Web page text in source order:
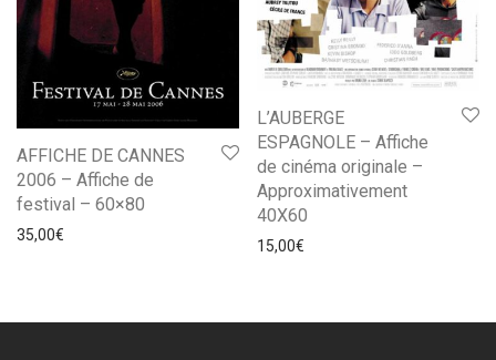
AFFICHE DE CANNES
2006 – Affiche de
festival – 60×80
35,00€
L’AUBERGE
ESPAGNOLE – Affiche
de cinéma originale –
Approximativement
40X60
15,00€